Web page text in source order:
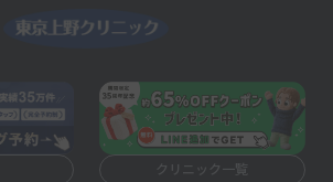
クリニック一覧